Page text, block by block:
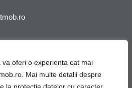
oferi o experienta cat mai
Mai multe detalii despre